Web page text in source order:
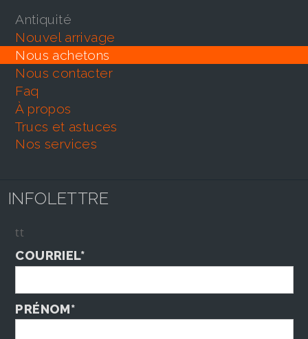
antiquité
nouvel arrivage
nous achetons
nous contacter
faq
À propos
trucs et astuces
nos services
INFOLETTRE
tt
COURRIEL*
PRÉNOM*